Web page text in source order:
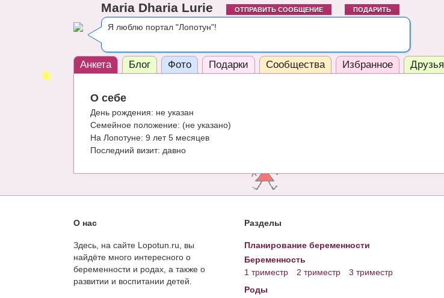
Maria Dharia Lurie ОТПРАВИТЬ СООБЩЕНИЕ ПОДАРИТЬ
Я люблю портал "Лопотун"!
Анкета Блог Фото Подарки Сообщества Избранное Друзья
О себе
День рождения: не указан
Семейное положение: (не указано)
На Лопотуне: 9 лет 5 месяцев
Последний визит: давно
О нас
Здесь, на сайте Lopotun.ru, вы
найдёте много интересного о
беременности и родах, а также о
развитии и воспитании детей.
Разделы
Планирование беременности
Беременность
1 триместр
2 триместр
3 триместр
Роды